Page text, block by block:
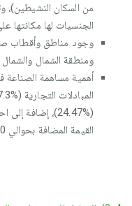
من السكان النشيطين)،
الجنسيات لها مكانتها
وجود مناطق وأقطاب
ومنطقة الشمال
(%24.47)، إضافة
القيمة المضافة بحوالي 200 مليار أورو.